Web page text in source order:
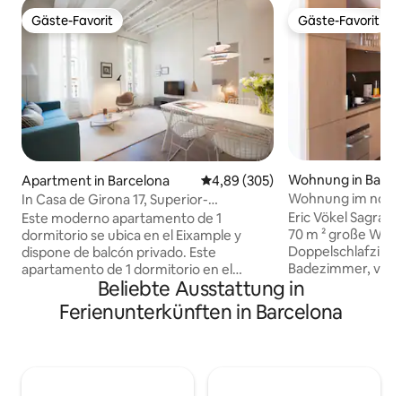
Gäste-Favorit
Gäste-Favorit
Apartment in Barcelona Durchschnittliche Bewertung:
4,89 (305)
In Casa de Girona 17, Superior-
Apartment 1 Schlafzimmer...
Este moderno apartamento de 1
dormitorio se ubica en el Eixample y
dispone de balcón privado. Este
apartamento de 1 dormitorio en el
Eixample de Barcelona combina un
diseño moderno con detalles
acogedores, creando un espacio ideal
Gäste-Favorit
Gäste-Favorit
Wohnung in
Wohnung im
der Sagrada
Eric Vökel Sagrada
70 m ² große
Badezimmer,
eigenem Bad
gehört, sowie
einer voll
Beliebte Ausstattung in
Ferienunterkünften in Barcelona